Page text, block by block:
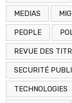
MEDIAS
PEOPLE
REVUE DES
SECURITÉ
TECHNOLOGIES